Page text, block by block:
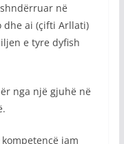
në
dhe ai (çifti Arllati)
e tyre dyfish
nga një gjuhë në
jam